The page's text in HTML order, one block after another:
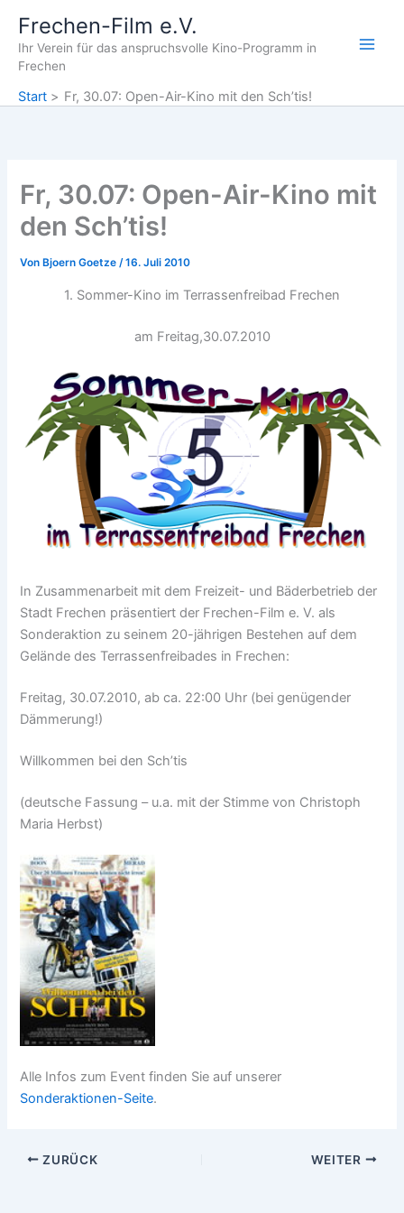
Inhalt
springen
Frechen-Film e.V.
Ihr Verein für das anspruchsvolle Kino-Programm in
Frechen
Start Fr, 30.07: Open-Air-Kino mit den Sch’tis!
Fr, 30.07: Open-Air-Kino mit
den Sch’tis!
Von Bjoern Goetze/16. Juli 2010
1. Sommer-Kino im Terrassenfreibad Frechen
am Freitag,30.07.2010
In Zusammenarbeit mit dem Freizeit- und Bäderbetrieb der
Stadt Frechen präsentiert der Frechen-Film e. V. als
Sonderaktion zu seinem 20-jährigen Bestehen auf dem
Gelände des Terrassenfreibades in Frechen:
Freitag, 30.07.2010, ab ca. 22:00 Uhr (bei genügender
Dämmerung!)
Willkommen bei den Sch’tis
(deutsche Fassung – u.a. mit der Stimme von Christoph
Maria Herbst)
Alle Infos zum Event finden Sie auf unserer
Sonderaktionen-Seite.
ZURÜCK WEITER